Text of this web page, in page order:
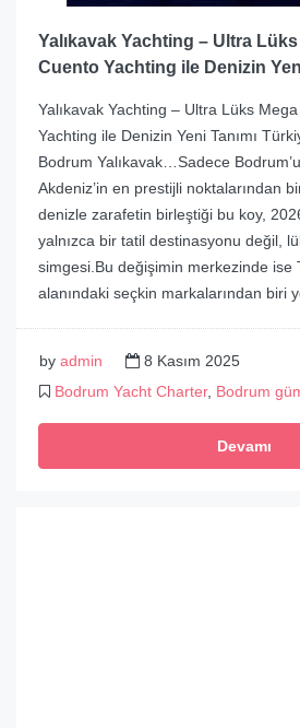
Yalıkavak Yachting – Ultra
Cuento Yachting ile Denizin
Yalıkavak Yachting – Ultra Lüks
Yachting ile Denizin Yeni Tanımı
Bodrum Yalıkavak…Sadece
Akdeniz’in en prestijli noktalarından
denizle zarafetin birleştiği bu koy,
yalnızca bir tatil destinasyonu değil,
simgesi.Bu değişimin merkezinde ise
alanındaki seçkin markalarından biri
by admin
8 Kasım 2025
Bodrum Yacht Charter, Bodrum
Devamı